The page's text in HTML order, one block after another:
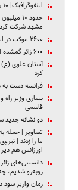
اینفوگرافیک| ۱۰ راهکار نهج‌البلاغه برای زندگی عاقلانه
حدود ۱۰
مشهد شرکت
۲۶۰۰ موکب در ایران و عراق خدمات‌رسانی کردند
۶۰۰ زائر گمشده اربعین در مرز مهران تحویل خانواده‌ها شد
آستان علوی (ع)
کرد
فرانسه دست به
بیماری وزیر
قاسمی
دو نشانه جدید
ما را زدند |
اورژانس هم
دانستنی‌های
روبه‌رو شدیم،
زمان واریز سود